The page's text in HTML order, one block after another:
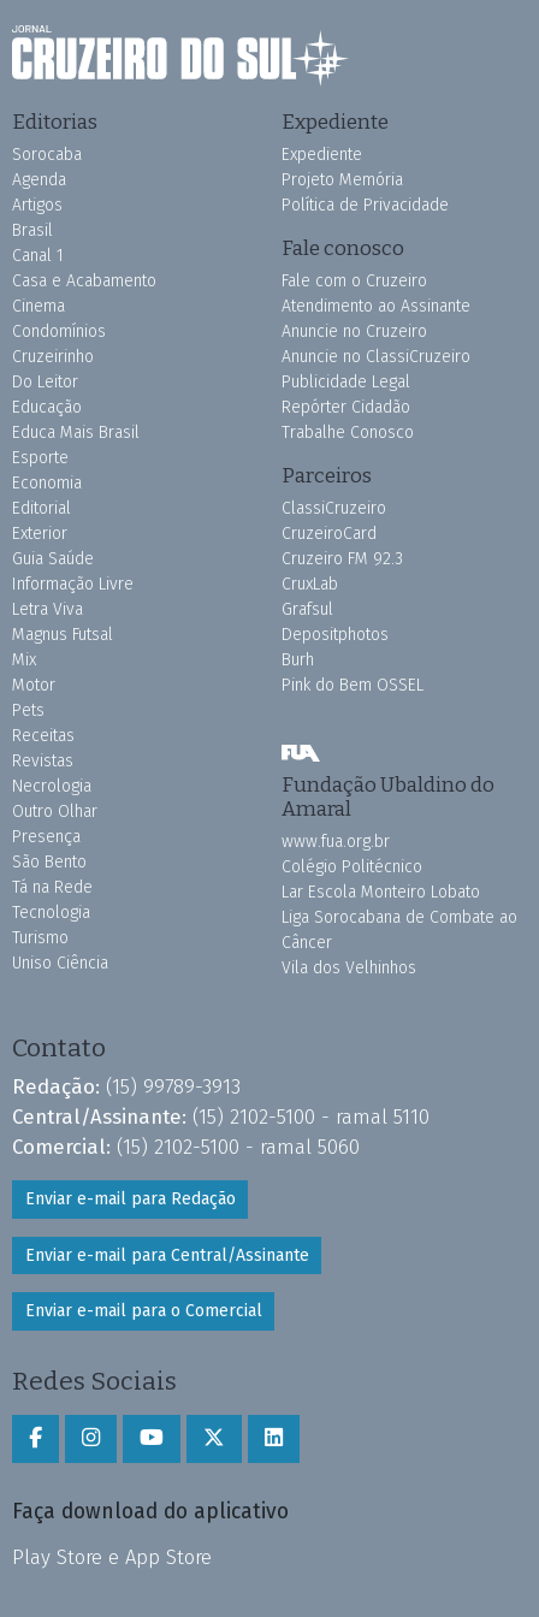
Editorias
Sorocaba
Agenda
Artigos
Brasil
Canal 1
Casa e Acabamento
Cinema
Condomínios
Cruzeirinho
Do Leitor
Educação
Educa Mais Brasil
Esporte
Economia
Editorial
Exterior
Guia Saúde
Informação Livre
Letra Viva
Magnus Futsal
Mix
Motor
Pets
Receitas
Revistas
Necrologia
Outro Olhar
Presença
São Bento
Tá na Rede
Tecnologia
Turismo
Uniso Ciência
Expediente
Expediente
Projeto Memória
Política de Privacidade
Fale conosco
Fale com o Cruzeiro
Atendimento ao Assinante
Anuncie no Cruzeiro
Anuncie no ClassiCruzeiro
Publicidade Legal
Repórter Cidadão
Trabalhe Conosco
Parceiros
ClassiCruzeiro
CruzeiroCard
Cruzeiro FM 92.3
CruxLab
Grafsul
Depositphotos
Burh
Pink do Bem OSSEL
Fundação Ubaldino do
Amaral
www.fua.org.br
Colégio Politécnico
Lar Escola Monteiro Lobato
Liga Sorocabana de Combate ao
Câncer
Vila dos Velhinhos
Contato
Redação: (15) 99789-3913
Central/Assinante: (15) 2102-5100 - ramal 5110
Comercial: (15) 2102-5100 - ramal 5060
Enviar e-mail para Redação
Enviar e-mail para Central/Assinante
Enviar e-mail para o Comercial
Redes Sociais
Faça download do aplicativo
Play Store e App Store